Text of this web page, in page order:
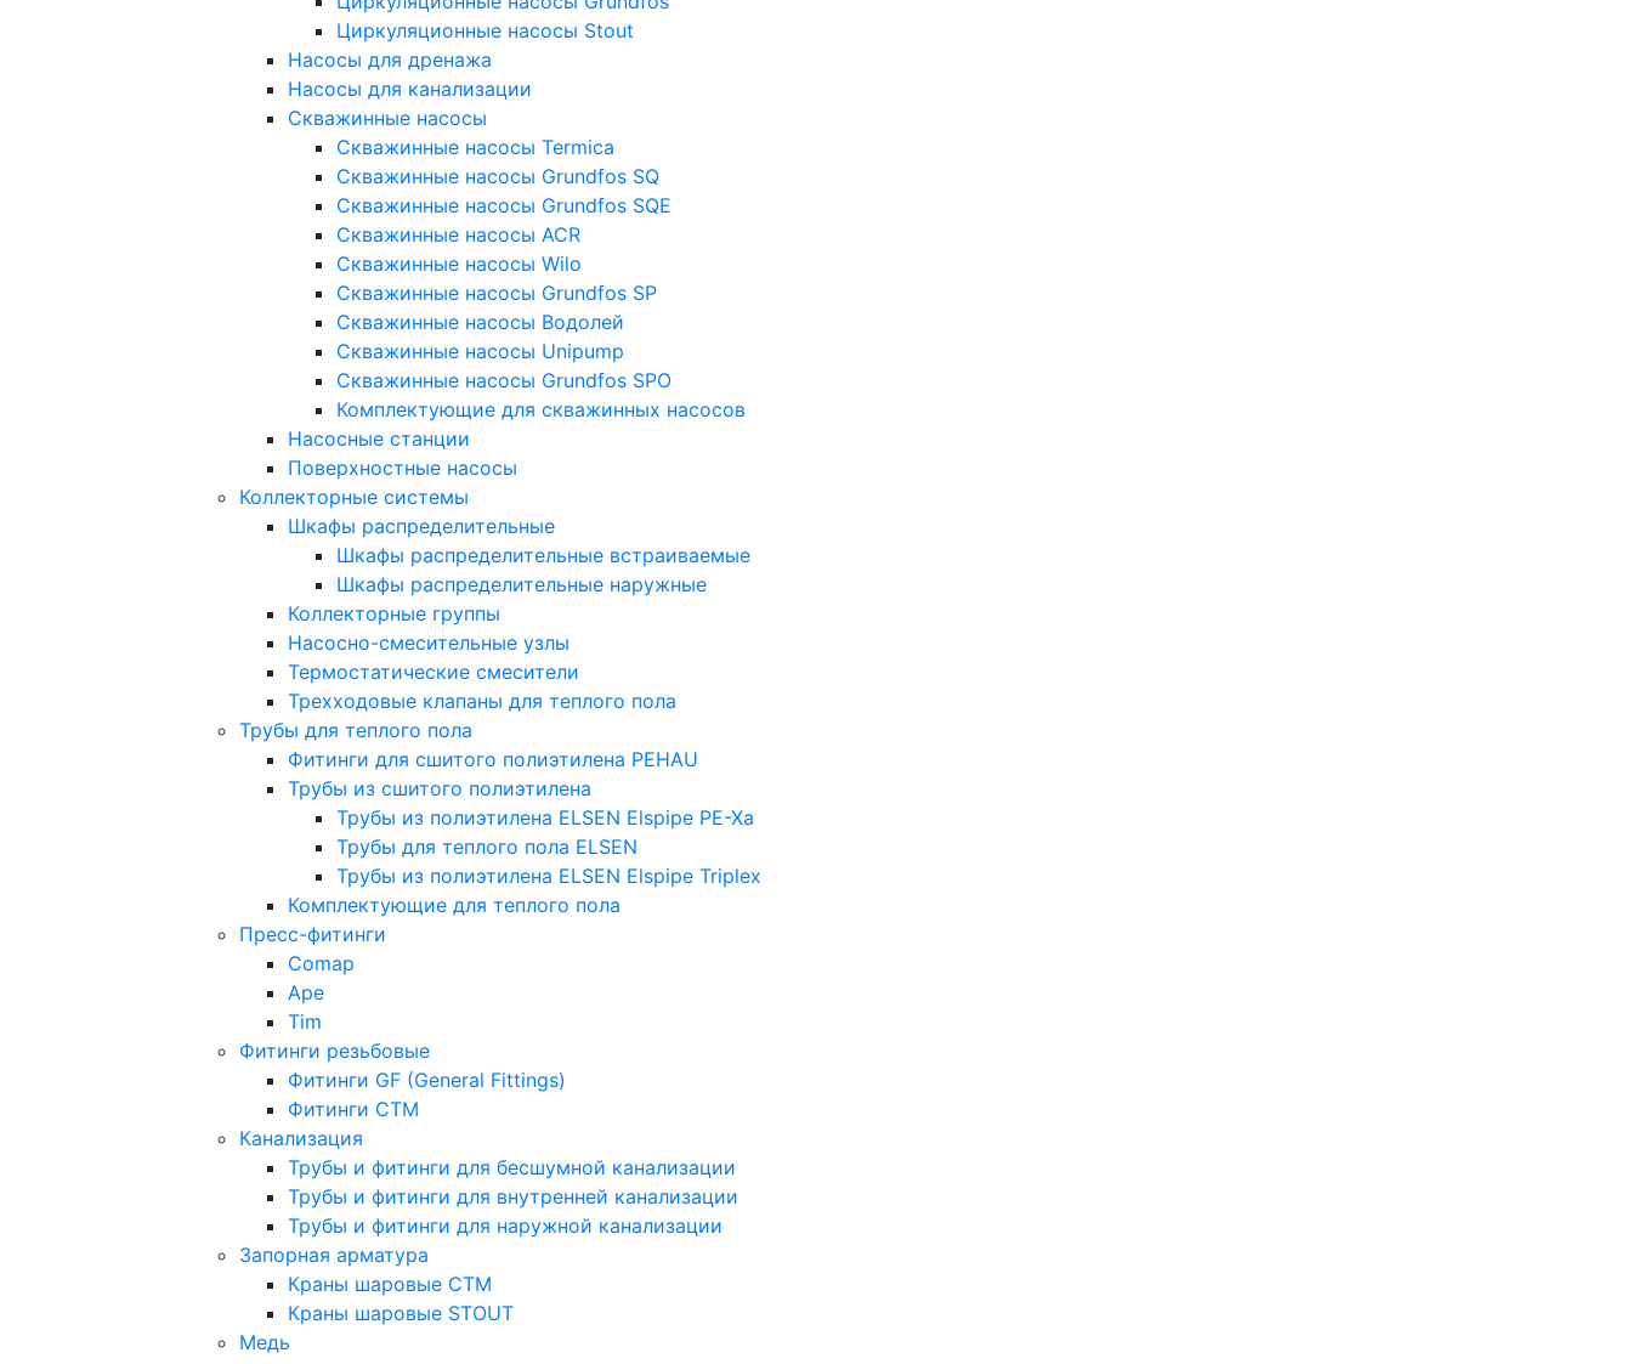
Циркуляционные насосы Stout
Насосы для дренажа
Насосы для канализации
Скважинные насосы
Скважинные насосы Termica
Скважинные насосы Grundfos SQ
Скважинные насосы Grundfos SQE
Скважинные насосы ACR
Скважинные насосы Wilo
Скважинные насосы Grundfos SP
Скважинные насосы Водолей
Скважинные насосы Unipump
Скважинные насосы Grundfos SPO
Комплектующие для скважинных насосов
Насосные станции
Поверхностные насосы
Коллекторные системы
Шкафы распределительные
Шкафы распределительные встраиваемые
Шкафы распределительные наружные
Коллекторные группы
Насосно-смесительные узлы
Термостатические смесители
Трехходовые клапаны для теплого пола
Трубы для теплого пола
Фитинги для сшитого полиэтилена PEHAU
Трубы из сшитого полиэтилена
Трубы из полиэтилена ELSEN Elspipe PE-Xa
Трубы для теплого пола ELSEN
Трубы из полиэтилена ELSEN Elspipe Triplex
Комплектующие для теплого пола
Пресс-фитинги
Comap
Ape
Tim
Фитинги резьбовые
Фитинги GF (General Fittings)
Фитинги CTM
Канализация
Трубы и фитинги для бесшумной канализации
Трубы и фитинги для внутренней канализации
Трубы и фитинги для наружной канализации
Запорная арматура
Краны шаровые СТМ
Краны шаровые STOUT
Медь